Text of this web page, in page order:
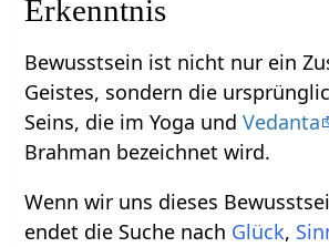
Erkenntnis
Bewusstsein ist nicht nur ein
Geistes, sondern die
Seins, die im Yoga undVedanta
Brahman bezeichnet wird.
Wenn wir uns dieses
endet die Suche nach Glück,